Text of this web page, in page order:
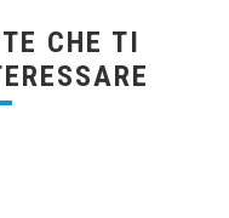
CHE TI